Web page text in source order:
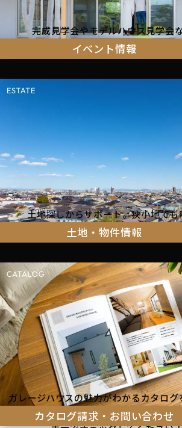
イベント情報
完成見学会やモデルハウス見学会
暮らしを体感できるイベント情報はこ
土地・物件情報
土地探しからサポート。狭小地でも
家族の暮らしにぴったりな物件をご紹
カタログ請求・お問い合わせ
ガレージハウスの魅力がわかるカタロ
理想の暮らしのヒントを